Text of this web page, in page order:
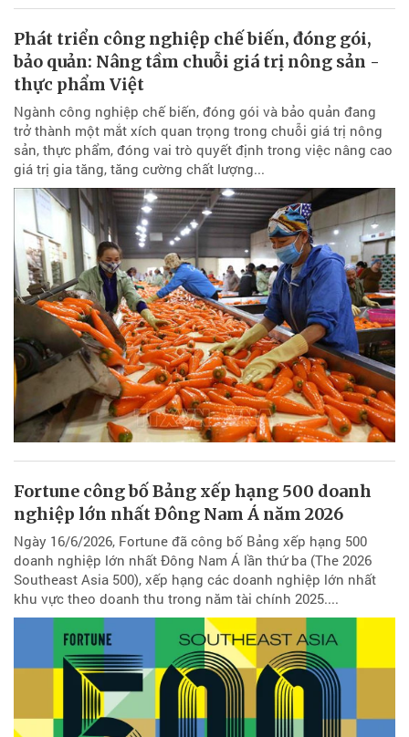
Phát triển công nghiệp chế biến, đóng gói,
bảo quản: Nâng tầm chuỗi giá trị nông sản -
thực phẩm Việt
Ngành công nghiệp chế biến, đóng gói và bảo quản đang
trở thành một mắt xích quan trọng trong chuỗi giá trị nông
sản, thực phẩm, đóng vai trò quyết định trong việc nâng cao
giá trị gia tăng, tăng cường chất lượng...
Fortune công bố Bảng xếp hạng 500 doanh
nghiệp lớn nhất Đông Nam Á năm 2026
Ngày 16/6/2026, Fortune đã công bố Bảng xếp hạng 500
doanh nghiệp lớn nhất Đông Nam Á lần thứ ba (The 2026
Southeast Asia 500), xếp hạng các doanh nghiệp lớn nhất
khu vực theo doanh thu trong năm tài chính 2025....